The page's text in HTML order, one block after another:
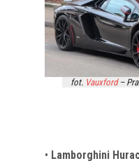
fot. Vauxford–
• Lamborghini